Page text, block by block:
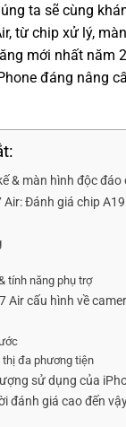
ta sẽ cùng
từ chip xử lý,
mới nhất năm
đáng nâng
& màn hình độc đáo
Air: Đánh giá chip
tính năng phụ trợ
Air cấu hình về
thị đa phương tiện
sử dụng của
đánh giá cao đến